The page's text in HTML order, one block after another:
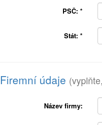
PSČ: *
Stát: *
Firemní údaje
Název firmy: